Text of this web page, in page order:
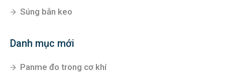
Súng bắn keo
Danh mục mới
Panme đo trong cơ khí